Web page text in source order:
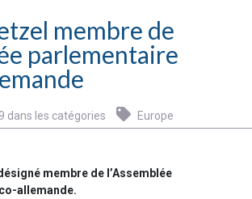
membre de
parlementaire
dans les catégories Europe
membre de l’Assemblée
allemande.